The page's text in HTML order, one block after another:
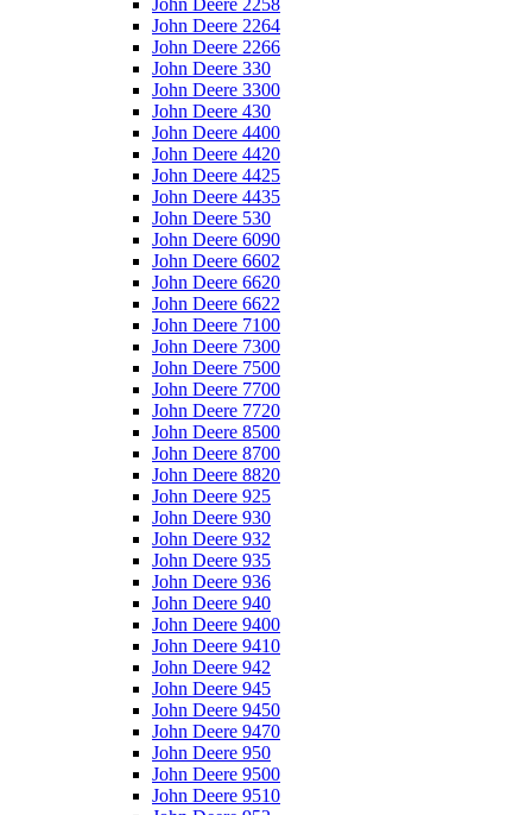
John Deere 2258
John Deere 2264
John Deere 2266
John Deere 330
John Deere 3300
John Deere 430
John Deere 4400
John Deere 4420
John Deere 4425
John Deere 4435
John Deere 530
John Deere 6090
John Deere 6602
John Deere 6620
John Deere 6622
John Deere 7100
John Deere 7300
John Deere 7500
John Deere 7700
John Deere 7720
John Deere 8500
John Deere 8700
John Deere 8820
John Deere 925
John Deere 930
John Deere 932
John Deere 935
John Deere 936
John Deere 940
John Deere 9400
John Deere 9410
John Deere 942
John Deere 945
John Deere 9450
John Deere 9470
John Deere 950
John Deere 9500
John Deere 9510